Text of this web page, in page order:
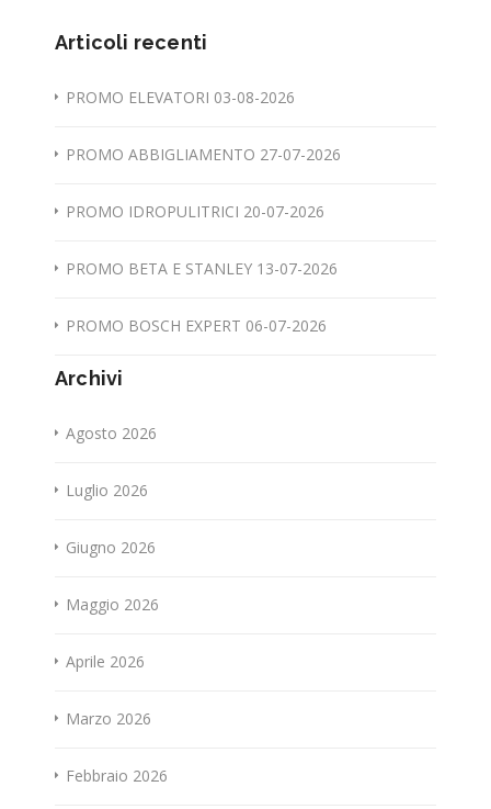
Articoli recenti
PROMO ELEVATORI 03-08-2026
PROMO ABBIGLIAMENTO 27-07-2026
PROMO IDROPULITRICI 20-07-2026
PROMO BETA E STANLEY 13-07-2026
PROMO BOSCH EXPERT 06-07-2026
Archivi
Agosto 2026
Luglio 2026
Giugno 2026
Maggio 2026
Aprile 2026
Marzo 2026
Febbraio 2026